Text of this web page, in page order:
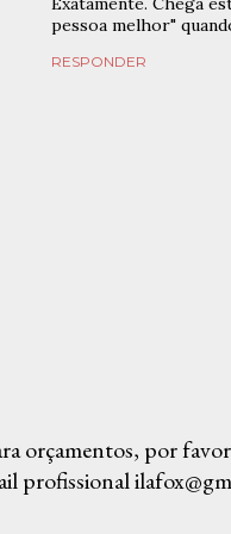
pessoa melhor"
RESPONDER
orçamentos, por
profissional